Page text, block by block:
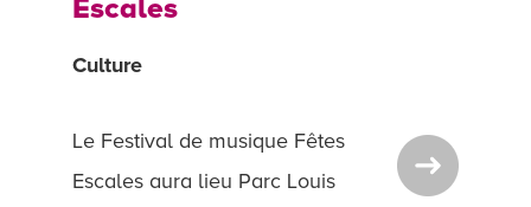
Escales
Culture
Le Festival de musique Fêtes
Escales aura lieu Parc Louis